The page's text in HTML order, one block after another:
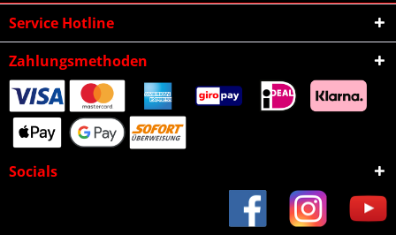
Service Hotline
Zahlungsmethoden
Socials